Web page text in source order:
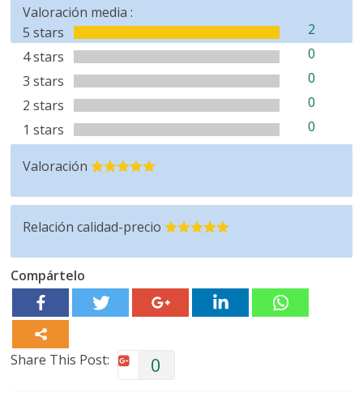
Valoración media :
5 stars
2
4 stars
0
3 stars
0
2 stars
0
1 stars
0
Valoración
Relación calidad-precio
Compártelo
Share This Post: 0